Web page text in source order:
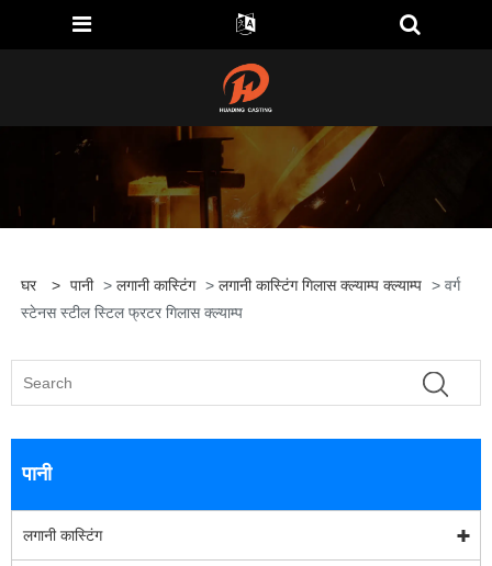
घर > पानी > लगानी कास्टिंग > लगानी कास्टिंग गिलास क्ल्याम्प क्ल्याम्प > वर्ग
स्टेनस स्टील स्टिल फ्रटर गिलास क्ल्याम्प
पानी
लगानी कास्टिंग